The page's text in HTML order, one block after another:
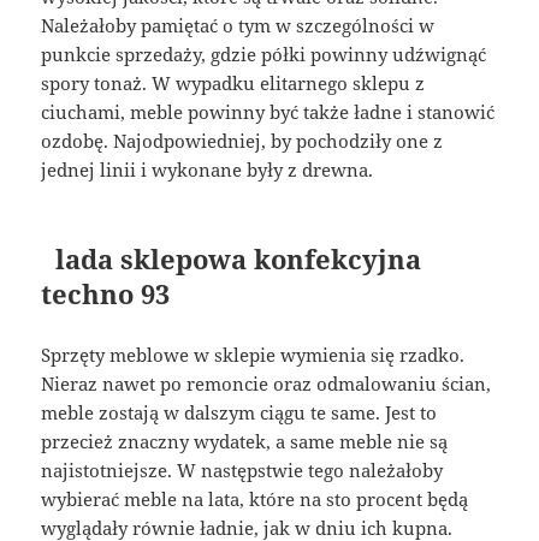
Należałoby pamiętać o tym w szczególności w
punkcie sprzedaży, gdzie półki powinny udźwignąć
spory tonaż. W wypadku elitarnego sklepu z
ciuchami, meble powinny być także ładne i stanowić
ozdobę. Najodpowiedniej, by pochodziły one z
jednej linii i wykonane były z drewna.
lada sklepowa konfekcyjna
techno 93
Sprzęty meblowe w sklepie wymienia się rzadko.
Nieraz nawet po remoncie oraz odmalowaniu ścian,
meble zostają w dalszym ciągu te same. Jest to
przecież znaczny wydatek, a same meble nie są
najistotniejsze. W następstwie tego należałoby
wybierać meble na lata, które na sto procent będą
wyglądały równie ładnie, jak w dniu ich kupna.